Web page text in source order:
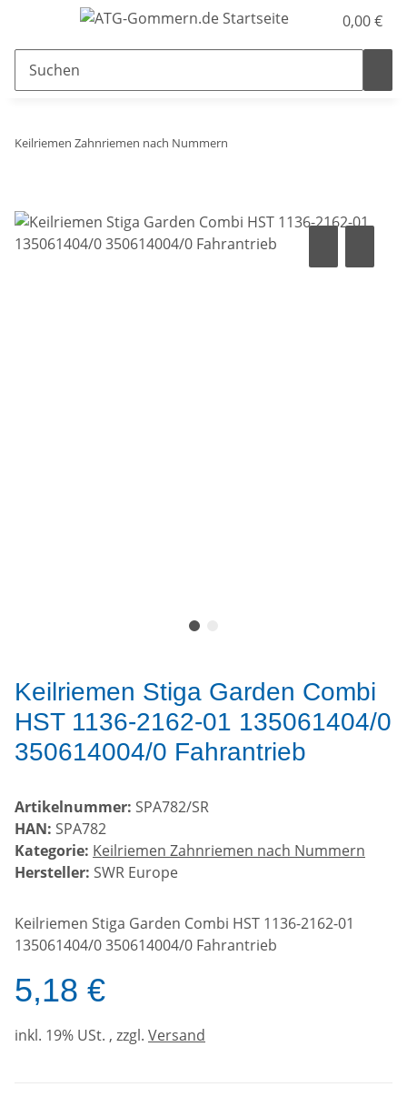
0,00 €
Keilriemen Zahnriemen nach Nummern
Keilriemen Stiga Garden Combi
HST 1136-2162-01 135061404/0
350614004/0 Fahrantrieb
Artikelnummer: SPA782/SR
HAN: SPA782
Kategorie: Keilriemen Zahnriemen nach Nummern
Hersteller: SWR Europe
Keilriemen Stiga Garden Combi HST 1136-2162-01
135061404/0 350614004/0 Fahrantrieb
5,18 €
inkl. 19% USt. , zzgl. Versand